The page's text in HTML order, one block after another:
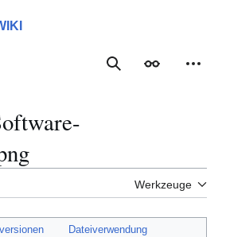
Suche
Werkzeuge
Dateiverwendung